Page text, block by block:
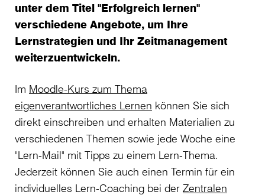
unter dem Titel "Erfolgreich lernen"
verschiedene Angebote, um Ihre
Lernstrategien und Ihr Zeitmanagement
weiterzuentwickeln.
Im Moodle-Kurs zum Thema
eigenverantwortliches Lernen können Sie sich
direkt einschreiben und erhalten Materialien zu
verschiedenen Themen sowie jede Woche eine
"Lern-Mail" mit Tipps zu einem Lern-Thema.
Jederzeit können Sie auch einen Termin für ein
individuelles Lern-Coaching bei der Zentralen